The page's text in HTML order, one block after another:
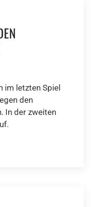
im letzten Spiel
den
In der zweiten